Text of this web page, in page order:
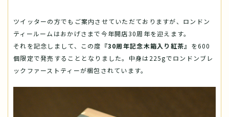
ツイッターの方でもご案内させていただておりますが、ロンドン
ティールームはおかげさまで今年開店30周年を迎えます。
それを記念しまして、この度 『30周年記念木箱入り紅茶』 を600
個限定で発売することとなりました。中身は225gでロンドンブレ
ックファーストティーが梱包されています。